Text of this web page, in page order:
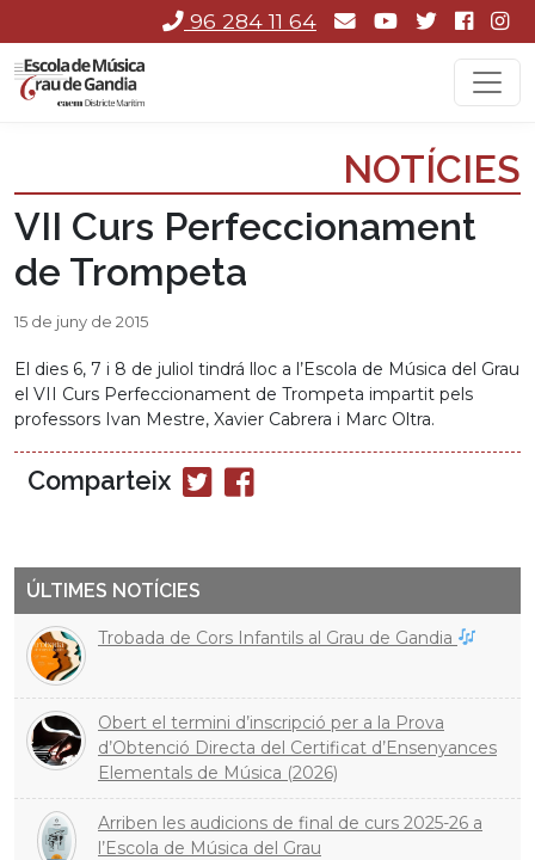
96 284 11 64
NOTÍCIES
VII Curs Perfeccionament
de Trompeta
15 de juny de 2015
El dies 6, 7 i 8 de juliol tindrá lloc a l’Escola de Música del Grau
el VII Curs Perfeccionament de Trompeta impartit pels
professors Ivan Mestre, Xavier Cabrera i Marc Oltra.
Comparteix
Compartir
en
Compartir
en
ÚLTIMES NOTÍCIES
Trobada de Cors Infantils al Grau de Gandia
Obert el termini d’inscripció per a la Prova
d’Obtenció Directa del Certificat d’Ensenyances
Elementals de Música (2026)
Arriben les audicions de final de curs 2025-26 a
l’Escola de Música del Grau